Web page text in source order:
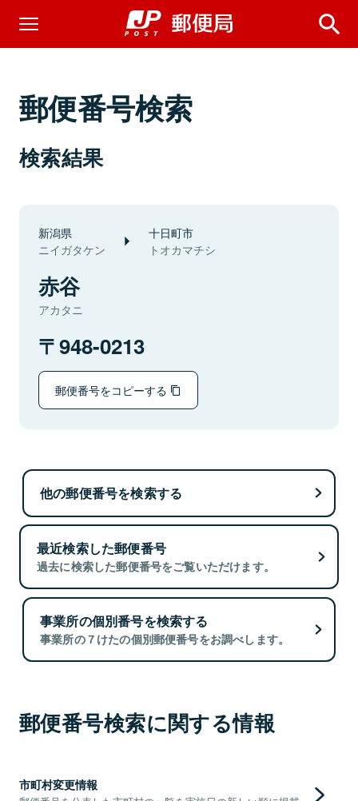
郵便番号検索
検索結果
新潟県
ニイガタケン
十日町市
トオカマチシ
赤谷
アカタニ
948-0213
郵便番号をコピーする
他の郵便番号を検索する
最近検索した郵便番号
過去に検索した郵便番号をご覧いただけます。
事業所の個別番号を検索する
事業所の７けたの個別郵便番号をお調べします。
郵便番号検索に関する情報
市町村変更情報